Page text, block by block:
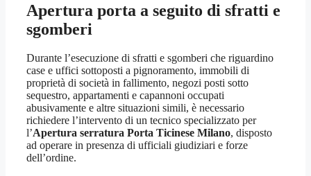
Apertura porta a seguito di sfratti e
sgomberi
Durante l’esecuzione di sfratti e sgomberi che riguardino
case e uffici sottoposti a pignoramento, immobili di
proprietà di società in fallimento, negozi posti sotto
sequestro, appartamenti e capannoni occupati
abusivamente e altre situazioni simili, è necessario
richiedere l’intervento di un tecnico specializzato per
l’Apertura serratura Porta Ticinese Milano, disposto
ad operare in presenza di ufficiali giudiziari e forze
dell’ordine.